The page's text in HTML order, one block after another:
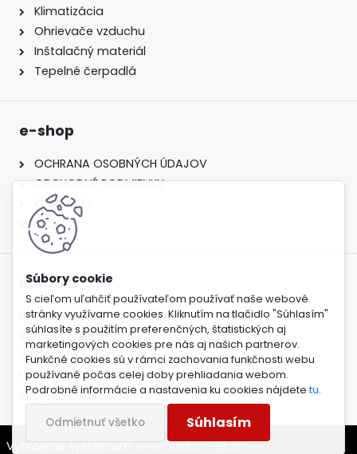
S cieľom uľahčiť používateľom používať naše webové
stránky využívame cookies. Kliknutím na tlačidlo "Súhlasím"
súhlasíte s použitím preferenčných, štatistických aj
marketingových cookies pre nás aj našich partnerov.
Funkčné cookies sú v rámci zachovania funkčnosti webu
používané počas celej doby prehliadania webom.
Podrobné informácie a nastavenia ku cookies nájdete tu.
Odmietnuť všetko Súhlasím
Klimatizácia
Ohrievače vzduchu
Inštalačný materiál
Tepelné čerpadlá
e-shop
OCHRANA OSOBNÝCH ÚDAJOV
OBCHODNÉ PODMIENKY
KONTAKTY
BLOG
Kontakt
Martin Lančarič - MLECO
Ratnovce 318
92231 Ratnovce
tel: +421949377585
info@kotollacno.sk
Vytvorené systémomwww.webareal.sk